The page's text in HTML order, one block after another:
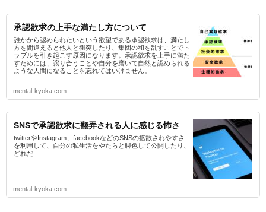
承認欲求の上手な満たし方について
誰かから認められたいという欲望である承認欲求は、満たし
方を間違えると他人と衝突したり、集団の和を乱すことでト
ラブルを引き起こす原因になります。承認欲求を上手に満た
すためには、譲り合うことや自分を磨いて自然と認められる
ような人間になることを忘れてはいけません。
mental-kyoka.com
SNSで承認欲求に翻弄される人に感じる怖さ
twitterやInstagram、facebookなどのSNSの拡散されやすさ
を利用して、自分の私生活をやたらと脚色して公開したり、
どれだ
mental-kyoka.com